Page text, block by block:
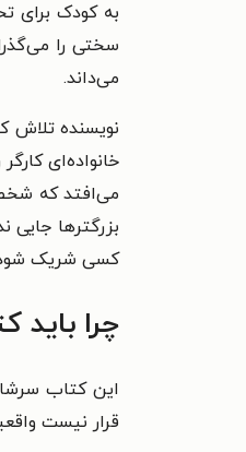
به کودک برای
سختی را
می‌داند.
نویسنده تلاش
خانواده‌‌‌ای
می‌افتد که
بزرگترها جایی
کسی شریک شود.
چرا
این کتاب
قرار نیست